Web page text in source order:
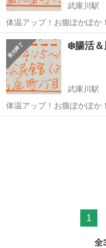
武庫川駅
体温アップ！お腹ぽかぽか！元気に
3月5日(水) 14:15〜15:15 要予約 ハッピーブレインクラブ西宮 0798-26-
9580 #腸活 #脳活 ...
兵庫 西宮市 武庫
❄️腸活＆
武庫川駅
体温アップ！お腹ぽかぽか！元気
(水) 14:15〜15:15 1回500円 要予約 ハッピーブレインクラブ西宮 0798-
1
全